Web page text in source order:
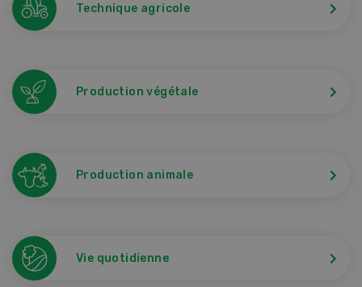
Technique agricole
Production végétale
Production animale
Vie quotidienne